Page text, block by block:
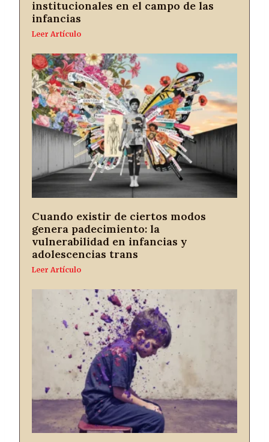
institucionales en el campo de las
infancias
Leer Artículo
Cuando existir de ciertos modos
genera padecimiento: la
vulnerabilidad en infancias y
adolescencias trans
Leer Artículo